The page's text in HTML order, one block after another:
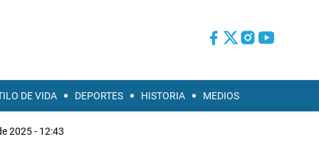
DE VIDA DEPORTES HISTORIA MEDIOS
2025 - 12:43